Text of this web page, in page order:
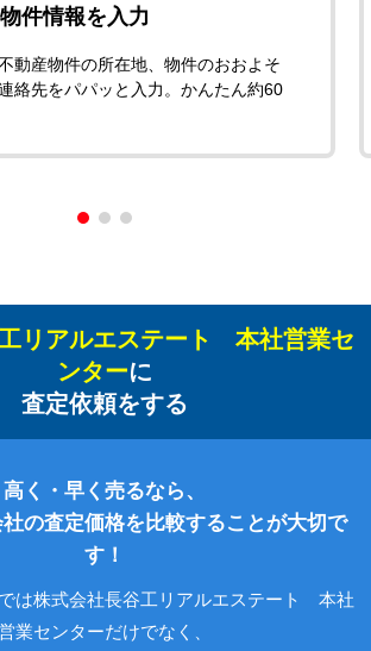
件情報を入力
動産物件の所在地、物件のおおよそ
絡先をパパッと入力。かんたん約60
リアルエステート 本社営業セ
ンターに
査定依頼をする
高く・早く売るなら、
の査定価格を比較することが大切で
す！
では株式会社長谷工リアルエステート 本社
業センターだけでなく、